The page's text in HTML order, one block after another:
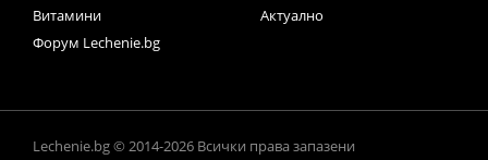
Витамини
Актуално
Форум Lechenie.bg
Lechenie.bg © 2014-2026 Всички права запазени